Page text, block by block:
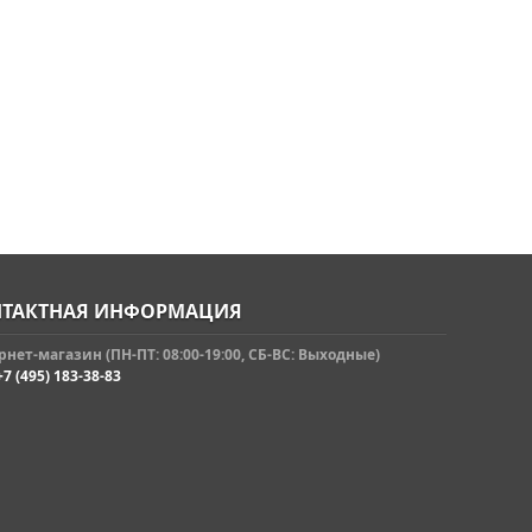
ИНФОРМАЦИЯ
магазин (ПН-ПТ: 08:00-19:00, СБ-ВС: Выходные)
(495) 183-38-83